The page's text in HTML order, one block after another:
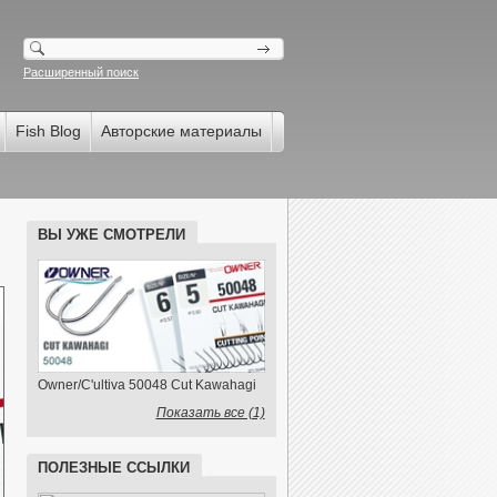
Расширенный поиск
Fish Blog Авторские материалы
ВЫ УЖЕ СМОТРЕЛИ
Owner/C'ultiva 50048 Cut Kawahagi
Показать все (1)
ПОЛЕЗНЫЕ ССЫЛКИ